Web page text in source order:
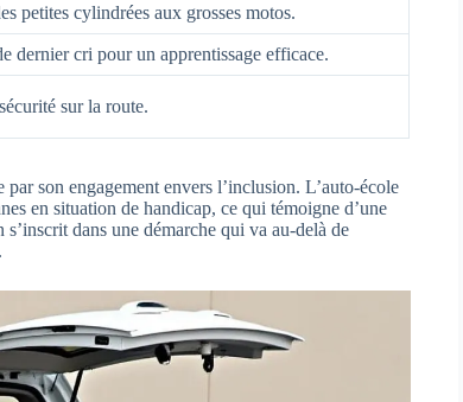
petites cylindrées aux grosses motos.
dernier cri pour un apprentissage efficace.
sur la route.
son engagement envers l’inclusion. L’auto-école
en situation de handicap, ce qui témoigne d’une
dans une démarche qui va au-delà de